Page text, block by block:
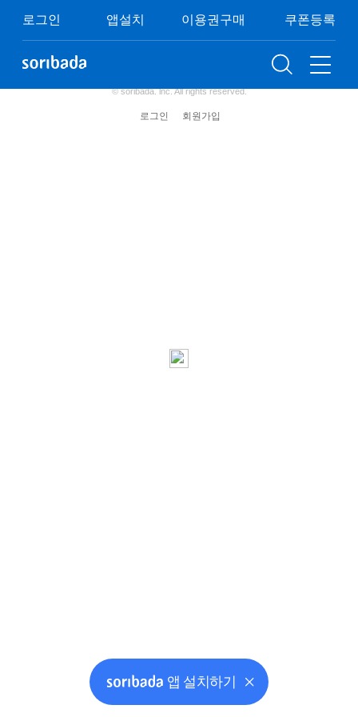
로그인 앱설치 이용권구매 쿠폰등록
쿠폰등록 이용권구매 이벤트
이용약관 개인정보처리방침 청소년보호정책
© soribada. lnc. All rights reserved.
로그인 회원가입
앱 설치하기